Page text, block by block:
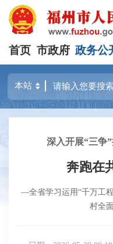
首页 市政府 政务公
深入开展“三争
奔跑在
―全省学习运用“千万工
村全